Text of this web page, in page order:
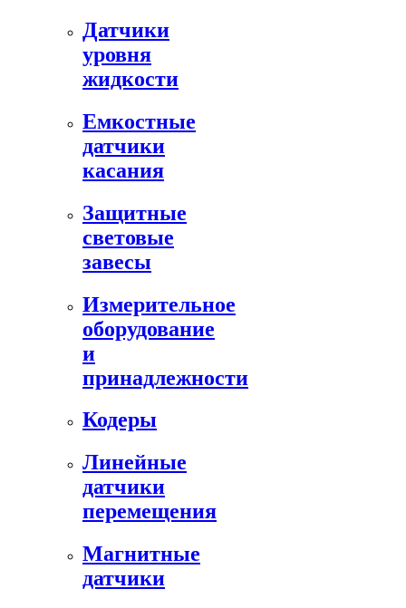
Датчики
уровня
жидкости
Емкостные
датчики
касания
Защитные
световые
завесы
Измерительное
оборудование
и
принадлежности
Кодеры
Линейные
датчики
перемещения
Магнитные
датчики